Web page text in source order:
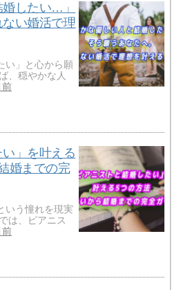
婚したい…」
い婚活で理
い」と心から願
、穏やかな人
前
い」を叶える
婚までの完
いう憧れを現実
は、ピアニス
前